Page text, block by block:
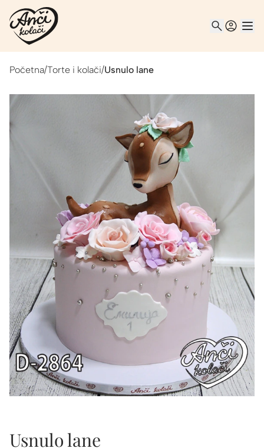
Početna/Torte i kolači/Usnulo lane
Usnulo lane